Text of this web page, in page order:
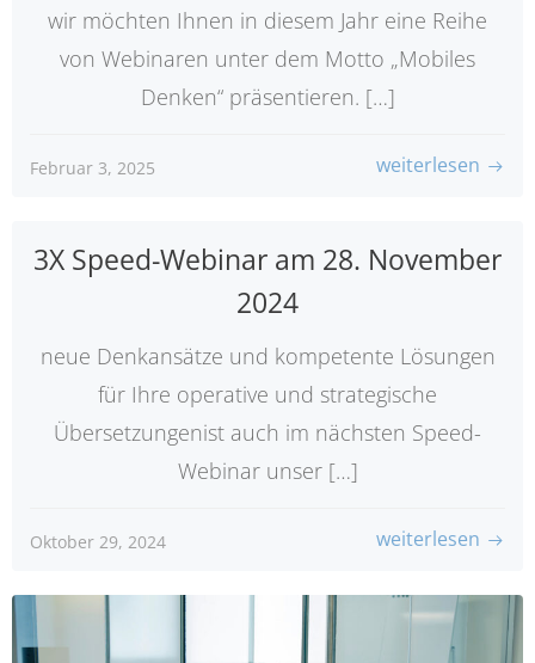
wir möchten Ihnen in diesem Jahr eine Reihe
von Webinaren unter dem Motto „Mobiles
Denken“ präsentieren. […]
Februar 3, 2025 weiterlesen
3X Speed-Webinar am 28. November
2024
neue Denkansätze und kompetente Lösungen
für Ihre operative und strategische
Übersetzungenist auch im nächsten Speed-
Webinar unser […]
Oktober 29, 2024 weiterlesen